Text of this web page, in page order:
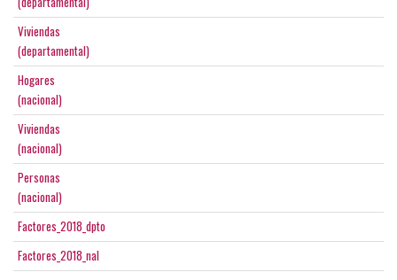
Viviendas
(departamental)
Hogares
(nacional)
Viviendas
(nacional)
Personas
(nacional)
Factores_2018_dpto
Factores_2018_nal